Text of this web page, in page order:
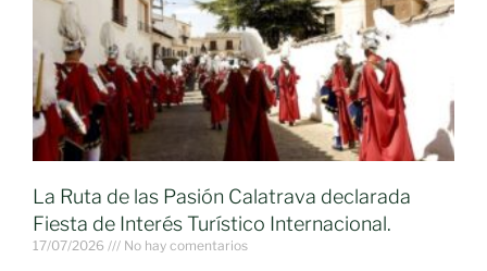
La Ruta de las Pasión Calatrava declarada
Fiesta de Interés Turístico Internacional.
17/07/2026 No hay comentarios